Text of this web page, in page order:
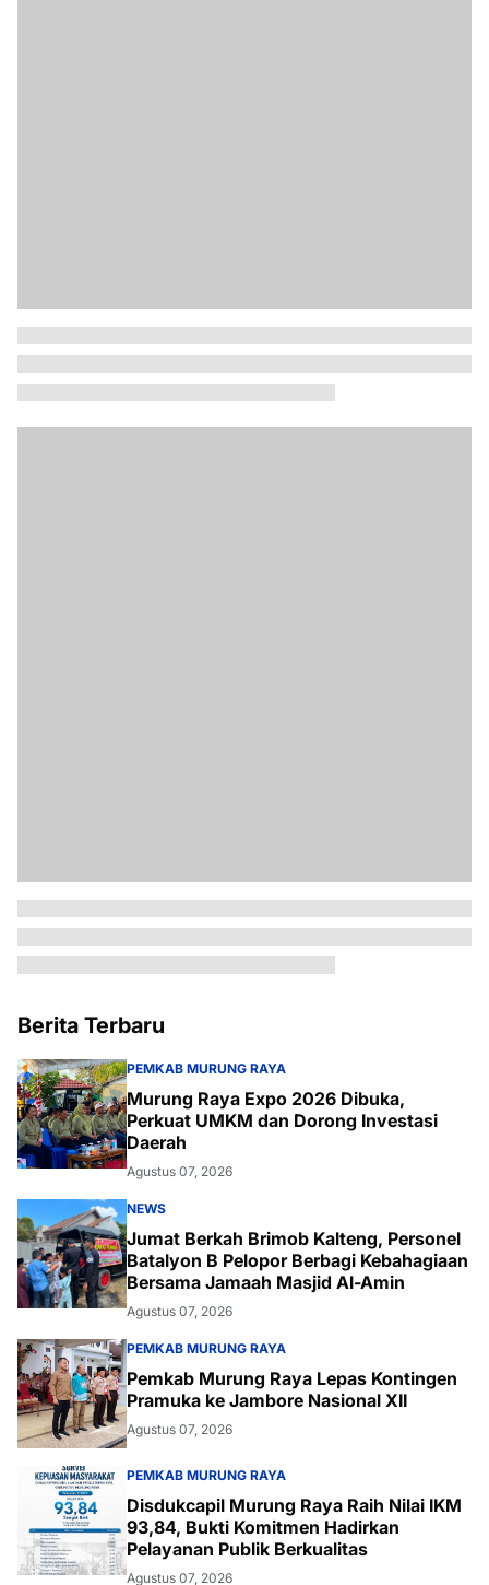
Berita Terbaru
PEMKAB MURUNG RAYA
Murung Raya Expo 2026 Dibuka,
Perkuat UMKM dan Dorong Investasi
Daerah
Agustus 07, 2026
NEWS
Jumat Berkah Brimob Kalteng, Personel
Batalyon B Pelopor Berbagi Kebahagiaan
Bersama Jamaah Masjid Al-Amin
Agustus 07, 2026
PEMKAB MURUNG RAYA
Pemkab Murung Raya Lepas Kontingen
Pramuka ke Jambore Nasional XII
Agustus 07, 2026
PEMKAB MURUNG RAYA
Disdukcapil Murung Raya Raih Nilai IKM
93,84, Bukti Komitmen Hadirkan
Pelayanan Publik Berkualitas
Agustus 07, 2026